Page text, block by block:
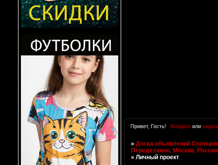
Привет, Гость! Войдитеили
»Доска объявлений
Переделкино, Москва, Россия
»Личный проект